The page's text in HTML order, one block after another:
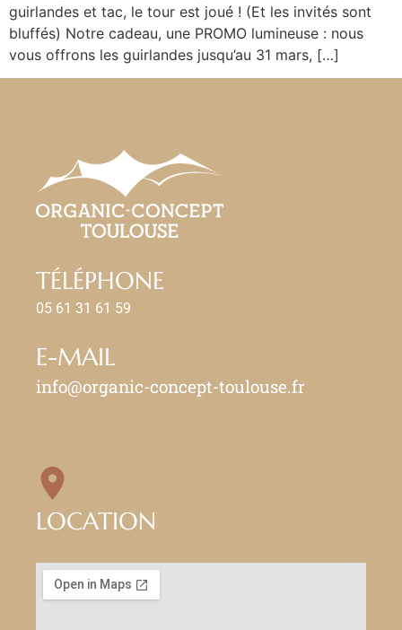
guirlandes et tac, le tour est joué ! (Et les invités sont
bluffés) Notre cadeau, une PROMO lumineuse : nous
vous offrons les guirlandes jusqu’au 31 mars, […]
TÉLÉPHONE
05 61 31 61 59
E-MAIL
info@organic-concept-toulouse.fr
LOCATION